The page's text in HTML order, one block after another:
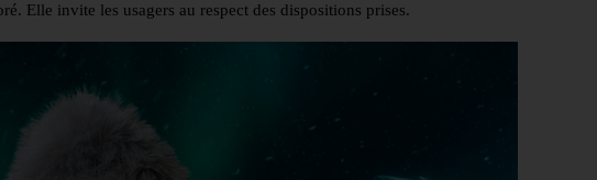
Elle invite les usagers au respect des dispositions prises.